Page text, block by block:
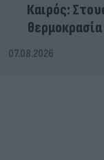
Καιρός:
07.08.2026